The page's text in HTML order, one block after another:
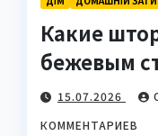
Какие
бежевым
15.07.2026
КОММЕНТАРИЕВ